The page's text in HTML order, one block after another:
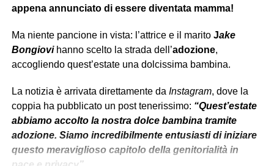
appena annunciato di essere diventata mamma!
Ma niente pancione in vista: l’attrice e il marito Jake
Bongiovihanno scelto la strada dell’adozione,
accogliendo quest’estate una dolcissima bambina.
La notizia è arrivata direttamente da Instagram, dove la
coppia ha pubblicato un post tenerissimo: “Quest’estate
abbiamo accolto la nostra dolce bambina tramite
adozione. Siamo incredibilmente entusiasti di iniziare
questo meraviglioso capitolo della genitorialità in